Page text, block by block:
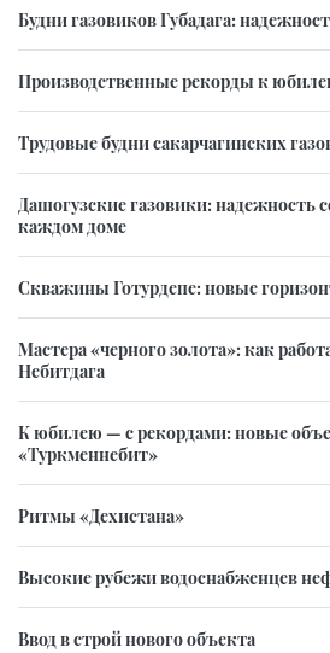
Будни газовиков Губадага:
Производственные рекорды к
Трудовые будни сакарчагинских
Дашогузские газовики: надежность
каждом доме
Скважины Готурдепе: новые
Мастера «черного золота»: как
Небитдага
К юбилею — с рекордами: новые
«Туркменнебит»
Ритмы «Дехистана»
Высокие рубежи водоснабженцев
Ввод в строй нового объекта